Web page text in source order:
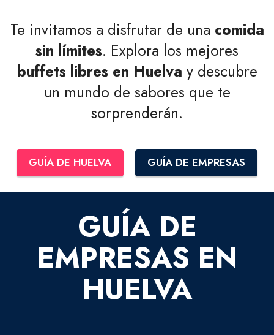
Te invitamos a disfrutar de una comida
sin límites. Explora los mejores
buffets libres en Huelva y descubre
un mundo de sabores que te
sorprenderán.
GUÍA DE HUELVA GUÍA DE EMPRESAS
GUÍA DE
EMPRESAS EN
HUELVA